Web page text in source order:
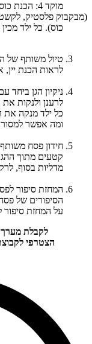
מוקד 4:
(מבקבוק פלסטיק, לקשט
כוס). כל ילד מכין
טיול משותף של
לראות הכנת
ניקיון הגן
לרענן ולנקות
כל ילד מנקה את
ומה אפשר למסור
חידון פסח
קטעים מתוך
מדליות בסוף,
המחזת סיפור
הסיפורים של
על המחזת סיפור
לקבלת מערך
הצטרפי